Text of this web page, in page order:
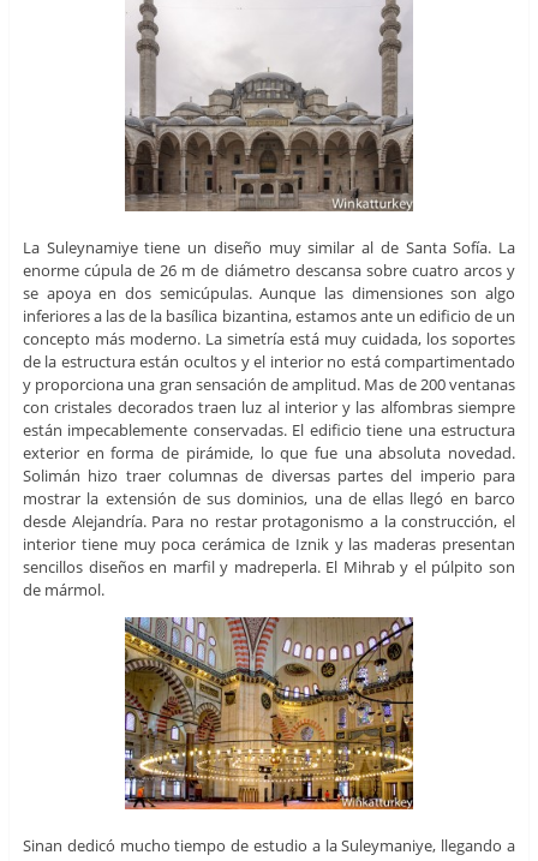
La Suleynamiye tiene un diseño muy similar al de Santa Sofía. La
enorme cúpula de 26 m de diámetro descansa sobre cuatro arcos y
se apoya en dos semicúpulas. Aunque las dimensiones son algo
inferiores a las de la basílica bizantina, estamos ante un edificio de un
concepto más moderno. La simetría está muy cuidada, los soportes
de la estructura están ocultos y el interior no está compartimentado
y proporciona una gran sensación de amplitud. Mas de 200 ventanas
con cristales decorados traen luz al interior y las alfombras siempre
están impecablemente conservadas. El edificio tiene una estructura
exterior en forma de pirámide, lo que fue una absoluta novedad.
Solimán hizo traer columnas de diversas partes del imperio para
mostrar la extensión de sus dominios, una de ellas llegó en barco
desde Alejandría. Para no restar protagonismo a la construcción, el
interior tiene muy poca cerámica de Iznik y las maderas presentan
sencillos diseños en marfil y madreperla. El Mihrab y el púlpito son
de mármol.
Sinan dedicó mucho tiempo de estudio a la Suleymaniye, llegando a